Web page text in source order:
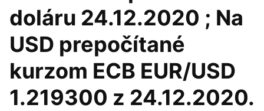
doláru 24.12.2020 ; Na
USD prepočítané
kurzom ECB EUR/USD
1.219300 z 24.12.2020.